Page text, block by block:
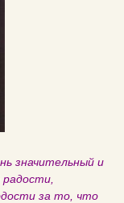
значительный и
за то, что